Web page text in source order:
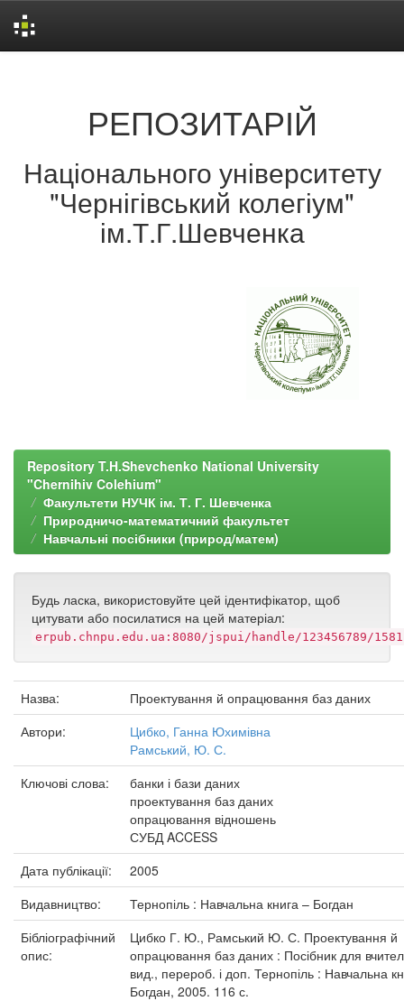
РЕПОЗИТАРІЙ
Національного університету
"Чернігівський колегіум"
ім.Т.Г.Шевченка
Repository T.H.Shevchenko National University
"Chernihiv Colehium"
Факультети НУЧК ім. Т. Г. Шевченка
Природничо-математичний факультет
Навчальні посібники (природ/матем)
Будь ласка, використовуйте цей ідентифікатор, щоб
цитувати або посилатися на цей матеріал:
erpub.chnpu.edu.ua:8080/jspui/handle/123456789/1581
Назва:
Проектування й опрацювання баз даних
Автори:
Цибко, Ганна Юхимівна
Рамський, Ю. С.
Ключові слова:
банки і бази даних
проектування баз даних
опрацювання відношень
СУБД ACCESS
Дата публікації:
2005
Видавництво:
Тернопіль : Навчальна книга – Богдан
Бібліографічний
опис:
Цибко Г. Ю., Рамський Ю. С. Проектування й
опрацювання баз даних : Посібник для
вид., перероб. і доп. Тернопіль : Навчальна
Богдан, 2005. 116 с.